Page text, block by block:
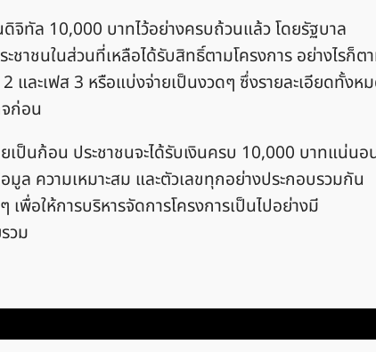
จิทัล 10,000 บาทไว้อย่างครบถ้วนแล้ว โดยรัฐบาล
าชนในส่วนที่เหลือได้รับสิทธิ์ตามโครงการ อย่างไรก็ต
และเฟส 3 หรือแบ่งจ่ายเป็นงวดๆ ซึ่งรายละเอียดทั้งห
ก่อน
ป็นก้อน ประชาชนจะได้รับเงินครบ 10,000 บาทแน่นอ
ล ความเหมาะสม และตัวเลขทุกอย่างประกอบรวมกัน
พื่อให้การบริหารจัดการโครงการเป็นไปอย่างมี
วม